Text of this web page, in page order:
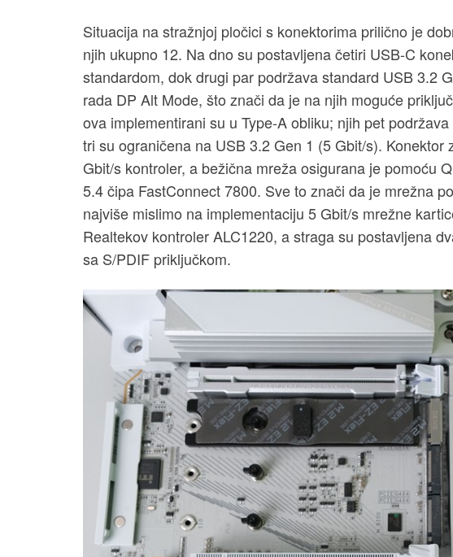
Situacija na stražnjoj pločici s konektorima prilično je
njih ukupno 12. Na dno su postavljena četiri USB-C
standardom, dok drugi par podržava standard USB 3.2
rada DP Alt Mode, što znači da je na njih moguće
ova implementirani su u Type-A obliku; njih pet
tri su ograničena na USB 3.2 Gen 1 (5 Gbit/s).
Gbit/s kontroler, a bežična mreža osigurana je pomoću
5.4 čipa FastConnect 7800. Sve to znači da je mrežna
najviše mislimo na implementaciju 5 Gbit/s mrežne
Realtekov kontroler ALC1220, a straga su postavljena
sa S/PDIF priključkom.